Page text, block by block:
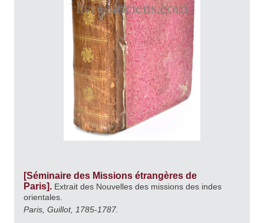
[Séminaire des Missions étrangères de
Paris]. Extrait des Nouvelles des missions des indes
orientales.
Paris, Guillot, 1785-1787.